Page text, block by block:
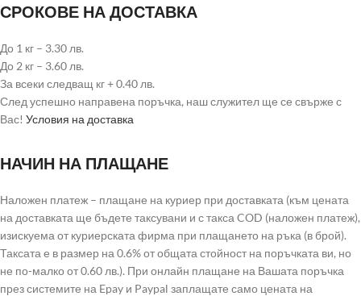
СРОКОВЕ НА ДОСТАВКА
До 1 кг – 3.30 лв.
До 2 кг – 3.60 лв.
За всеки следващ кг + 0.40 лв.
След успешно направена поръчка, наш служител ще се свърже с
Вас! Условия на доставка
НАЧИН НА ПЛАЩАНЕ
Наложен платеж – плащане на куриер при доставката (към цената
на доставката ще бъдете таксувани и с такса COD (наложен платеж),
изискуема от куриерската фирма при плащането на ръка (в брой).
Таксата е в размер на 0.6% от общата стойност на поръчката ви, но
не по-малко от 0.60 лв.). При онлайн плащане на Вашата поръчка
през системите на Epay и Paypal заплащате само цената на